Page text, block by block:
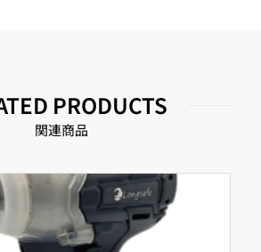
PRODUCTS
関連商品